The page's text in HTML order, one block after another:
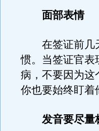
面部表情
在签证前几天
惯。当签证官表
病，不要因为这
你也要始终盯着
发音要尽量